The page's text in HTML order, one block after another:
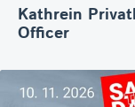
Kathrein
Officer